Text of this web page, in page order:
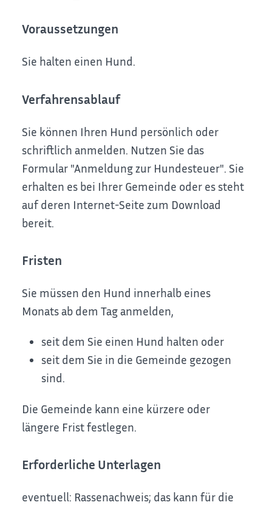
Voraussetzungen
Sie halten einen Hund.
Verfahrensablauf
Sie können Ihren Hund persönlich oder
schriftlich anmelden. Nutzen Sie das
Formular "Anmeldung zur Hundesteuer". Sie
erhalten es bei Ihrer Gemeinde oder es steht
auf deren Internet-Seite zum Download
bereit.
Fristen
Sie müssen den Hund innerhalb eines
Monats ab dem Tag anmelden,
seit dem Sie einen Hund halten oder
seit dem Sie in die Gemeinde gezogen
sind.
Die Gemeinde kann eine kürzere oder
längere Frist festlegen.
Erforderliche Unterlagen
eventuell: Rassenachweis; das kann für die